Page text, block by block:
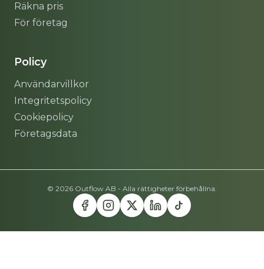
Räkna pris
För företag
Policy
Användarvillkor
Integritetspolicy
Cookiepolicy
Företagsdata
© 2026 Outflow AB - Alla rättigheter förbehållna.